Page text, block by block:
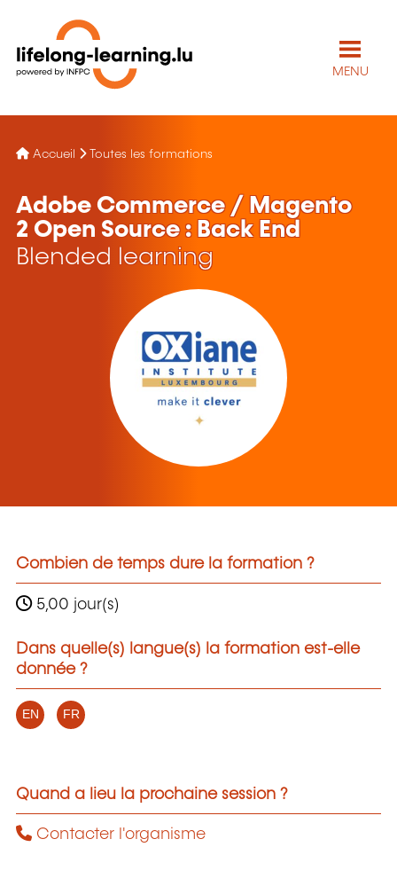
MENU
Accueil Toutes les formations
Adobe Commerce / Magento
2 Open Source : Back End
Blended learning
Combien de temps dure la formation ?
5,00 jour(s)
Dans quelle(s) langue(s) la formation est-elle
donnée ?
EN FR
Quand a lieu la prochaine session ?
Contacter l'organisme